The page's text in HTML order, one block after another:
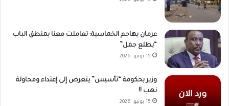
عرمان يهاجم الخماسية: تعاملت معنا بمنطق الباب
“يطلع جمل”
15 يونيو، 2026
وزير بحكومة “تأسيس” يتعرض إلى إعتداء ومحاولة
نهب !!
15 يونيو، 2026